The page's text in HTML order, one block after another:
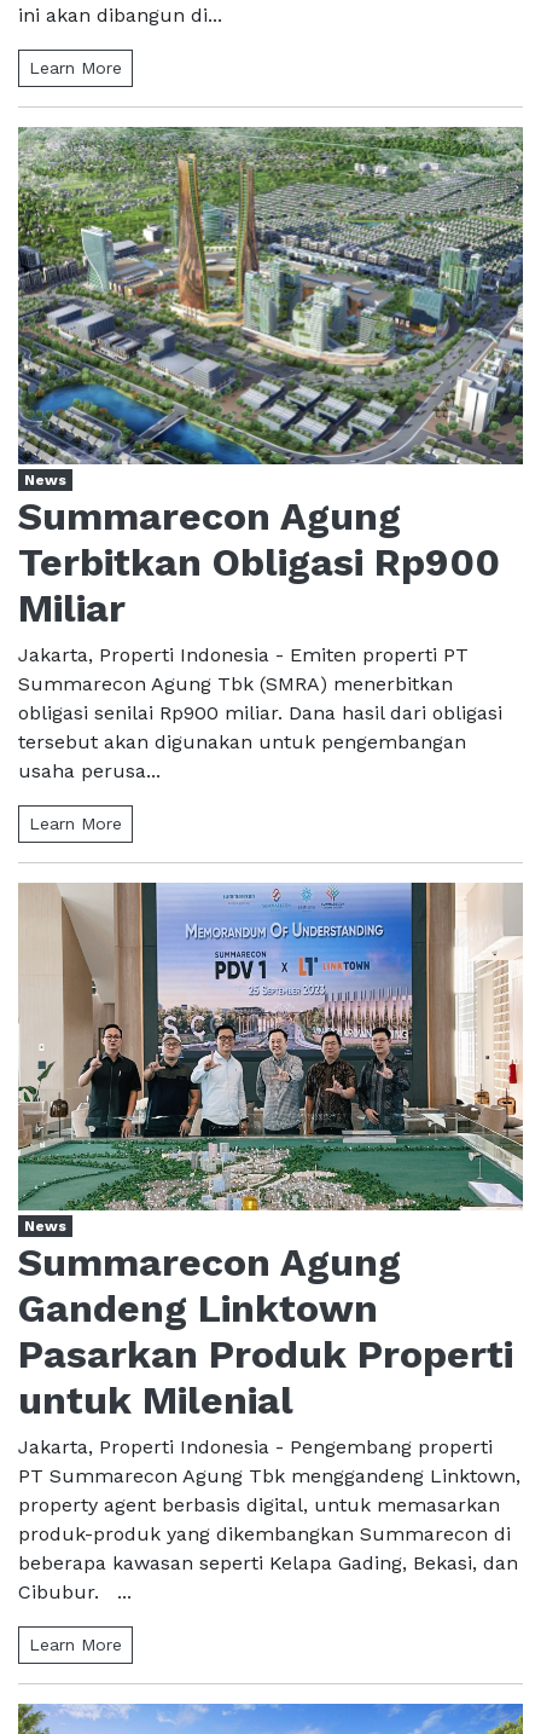
ini akan dibangun di...
Learn More
News
Summarecon Agung
Terbitkan Obligasi Rp900
Miliar
Jakarta, Properti Indonesia - Emiten properti PT
Summarecon Agung Tbk (SMRA) menerbitkan
obligasi senilai Rp900 miliar. Dana hasil dari obligasi
tersebut akan digunakan untuk pengembangan
usaha perusa...
Learn More
News
Summarecon Agung
Gandeng Linktown
Pasarkan Produk Properti
untuk Milenial
Jakarta, Properti Indonesia - Pengembang properti
PT Summarecon Agung Tbk menggandeng Linktown,
property agent berbasis digital, untuk memasarkan
produk-produk yang dikembangkan Summarecon di
beberapa kawasan seperti Kelapa Gading, Bekasi, dan
Cibubur. ...
Learn More